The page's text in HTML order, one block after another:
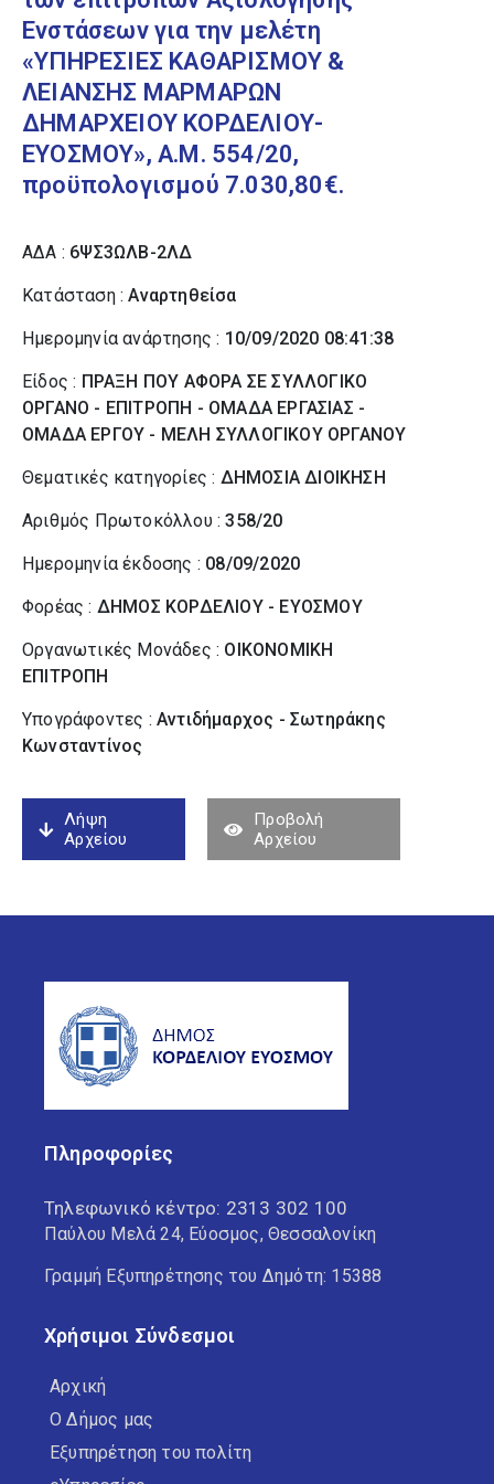
Ενστάσεων για την μελέτη
«ΥΠΗΡΕΣΙΕΣ ΚΑΘΑΡΙΣΜΟΥ &
ΛΕΙΑΝΣΗΣ ΜΑΡΜΑΡΩΝ
ΔΗΜΑΡΧΕΙΟΥ ΚΟΡΔΕΛΙΟΥ-
ΕΥΟΣΜΟΥ», Α.Μ. 554/20,
προϋπολογισμού 7.030,80€.
ΑΔΑ : 6ΨΣ3ΩΛΒ-2ΛΔ
Κατάσταση :Αναρτηθείσα
Ημερομηνία ανάρτησης : 10/09/2020 08:41:38
Είδος : ΠΡΑΞΗ ΠΟΥ ΑΦΟΡΑ ΣΕ ΣΥΛΛΟΓΙΚΟ
ΟΡΓΑΝΟ - ΕΠΙΤΡΟΠΗ - ΟΜΑΔΑ ΕΡΓΑΣΙΑΣ -
ΟΜΑΔΑ ΕΡΓΟΥ - ΜΕΛΗ ΣΥΛΛΟΓΙΚΟΥ ΟΡΓΑΝΟΥ
Θεματικές κατηγορίες : ΔΗΜΟΣΙΑ ΔΙΟΙΚΗΣΗ
Αριθμός Πρωτοκόλλου :358/20
Ημερομηνία έκδοσης : 08/09/2020
Φορέας : ΔΗΜΟΣ ΚΟΡΔΕΛΙΟΥ - ΕΥΟΣΜΟΥ
Οργανωτικές Μονάδες : ΟΙΚΟΝΟΜΙΚΗ
ΕΠΙΤΡΟΠΗ
Υπογράφοντες : Αντιδήμαρχος - Σωτηράκης
Κωνσταντίνος
Λήψη
Αρχείου
Προβολή
Αρχείου
Πληροφορίες
Τηλεφωνικό κέντρο: 2313 302 100
Παύλου Μελά 24, Εύοσμος, Θεσσαλονίκη
Γραμμή Εξυπηρέτησης του Δημότη: 15388
Χρήσιμοι Σύνδεσμοι
Αρχική
Ο Δήμος μας
Εξυπηρέτηση του πολίτη